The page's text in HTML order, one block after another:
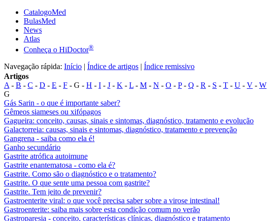
CatalogoMed
BulasMed
News
Atlas
Conheça o HiDoctor®
Navegação rápida: Início | Índice de artigos | Índice remissivo
Artigos
A - B - C - D - E - F - G - H - I - J - K - L - M - N - O - P- Q - R - S - T - U - V - W
G
Gás Sarin - o que é importante saber?
Gêmeos siameses ou xifópagos
Gagueira: conceito, causas, sinais e sintomas, diagnóstico, tratamento e evolução
Galactorreia: causas, sinais e sintomas, diagnóstico, tratamento e prevenção
Gangrena - saiba como ela é!
Ganho secundário
Gastrite atrófica autoimune
Gastrite enantematosa - como ela é?
Gastrite. Como são o diagnóstico e o tratamento?
Gastrite. O que sente uma pessoa com gastrite?
Gastrite. Tem jeito de prevenir?
Gastroenterite viral: o que você precisa saber sobre a virose intestinal!
Gastroenterite: saiba mais sobre esta condição comum no verão
Gastroparesia - conceito, características clínicas, diagnóstico e tratamento